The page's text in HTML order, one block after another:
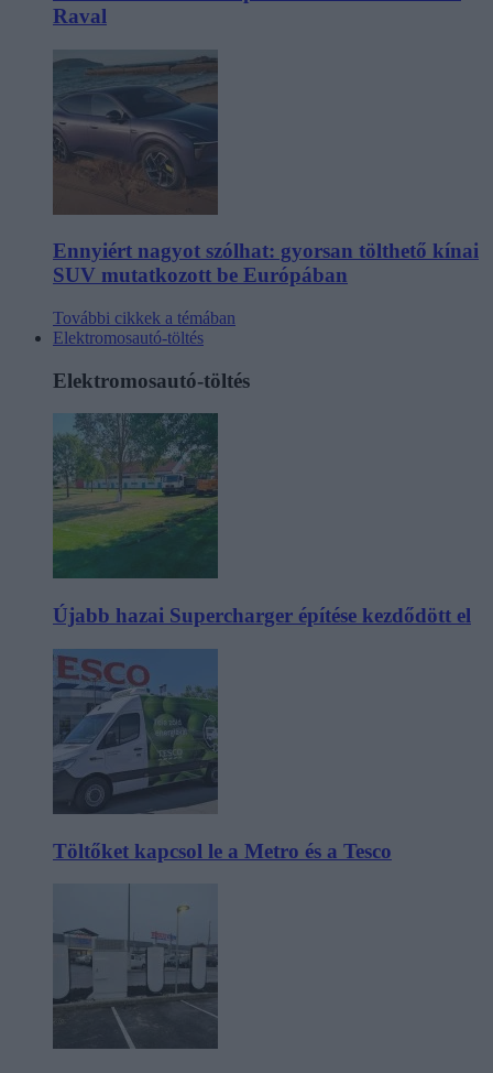
Raval
Ennyiért nagyot szólhat: gyorsan tölthető kínai
SUV mutatkozott be Európában
További cikkek a témában
Elektromosautó-töltés
Elektromosautó-töltés
Újabb hazai Supercharger építése kezdődött el
Töltőket kapcsol le a Metro és a Tesco